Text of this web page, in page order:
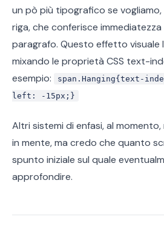
un pò più tipografico se
riga, che conferisce
paragrafo. Questo effetto visuale
mixando le proprietà CSS text-
esempio:
span.Hanging{text-
left: -15px;}
Altri sistemi di enfasi, al
in mente, ma credo che quanto
spunto iniziale sul quale
approfondire.